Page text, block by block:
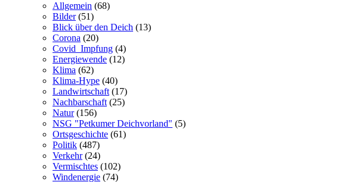
Allgemein (68)
Bilder(51)
Blick über den Deich (13)
Corona (20)
Covid_Impfung (4)
Energiewende (12)
Klima (62)
Klima-Hype (40)
Landwirtschaft (17)
Nachbarschaft (25)
Natur(156)
NSG "Petkumer Deichvorland" (5)
Ortsgeschichte (61)
Politik (487)
Verkehr(24)
Vermischtes (102)
Windenergie (74)